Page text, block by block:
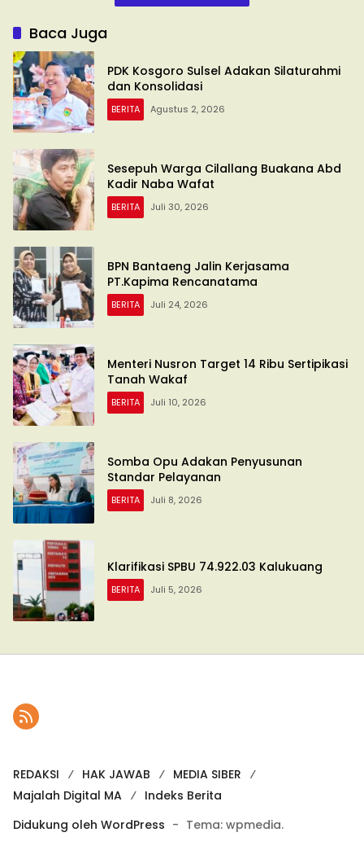
Baca Juga
PDK Kosgoro Sulsel Adakan Silaturahmi
dan Konsolidasi
BERITA Agustus 2, 2026
Sesepuh Warga Cilallang Buakana Abd
Kadir Naba Wafat
BERITA Juli 30, 2026
BPN Bantaeng Jalin Kerjasama
PT.Kapima Rencanatama
BERITA Juli 24, 2026
Menteri Nusron Target 14 Ribu Sertipikasi
Tanah Wakaf
BERITA Juli 10, 2026
Somba Opu Adakan Penyusunan
Standar Pelayanan
BERITA Juli 8, 2026
Klarifikasi SPBU 74.922.03 Kalukuang
BERITA Juli 5, 2026
REDAKSI HAK JAWAB
MEDIA SIBER
Majalah Digital MA
Indeks Berita
Didukung oleh WordPress - Tema: wpmedia.